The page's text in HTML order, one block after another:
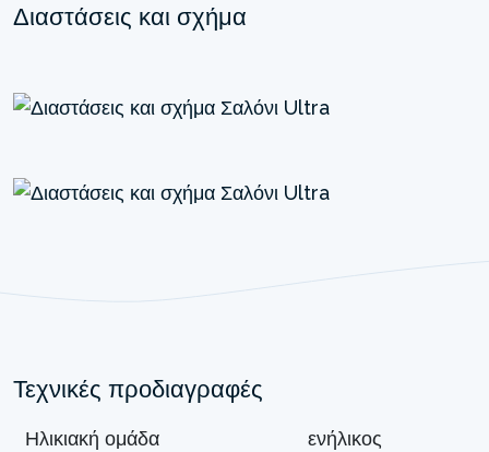
Διαστάσεις και σχήμα
Τεχνικές προδιαγραφές
Ηλικιακή ομάδα ενήλικος